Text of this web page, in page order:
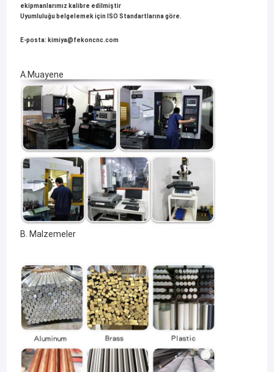
ekipmanlarımız kalibre edilmiştir
Uyumluluğu belgelemek için ISO Standartlarına göre.
E-posta: kimiya@fekoncnc.com
A.Muayene
B. Malzemeler